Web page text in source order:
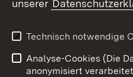
Youtube
Impressum
unserer
Technisch notwendige
Analyse-Cookies (Die
anonymisiert